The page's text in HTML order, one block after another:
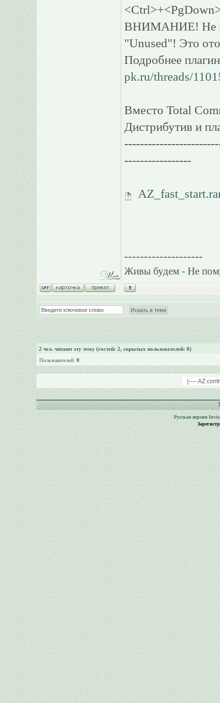
ВНИМАНИЕ! Не
"Unused"! Это
Подробнее
pk.ru/threads/
Вместо Total
Дистрибутив и
-----------------
--------------------
Живы будем - Не
2 чел. читают эту тему (гостей: 2, скрытых пользователей: 0)
Пользователей: 0
Русская версия